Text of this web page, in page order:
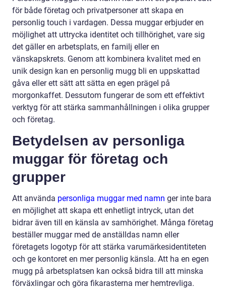
för både företag och privatpersoner att skapa en
personlig touch i vardagen. Dessa muggar erbjuder en
möjlighet att uttrycka identitet och tillhörighet, vare sig
det gäller en arbetsplats, en familj eller en
vänskapskrets. Genom att kombinera kvalitet med en
unik design kan en personlig mugg bli en uppskattad
gåva eller ett sätt att sätta en egen prägel på
morgonkaffet. Dessutom fungerar de som ett effektivt
verktyg för att stärka sammanhållningen i olika grupper
och företag.
Betydelsen av personliga
muggar för företag och
grupper
Att använda personliga muggar med namn ger inte bara
en möjlighet att skapa ett enhetligt intryck, utan det
bidrar även till en känsla av samhörighet. Många företag
beställer muggar med de anställdas namn eller
företagets logotyp för att stärka varumärkesidentiteten
och ge kontoret en mer personlig känsla. Att ha en egen
mugg på arbetsplatsen kan också bidra till att minska
förväxlingar och göra fikarasterna mer hemtrevliga.